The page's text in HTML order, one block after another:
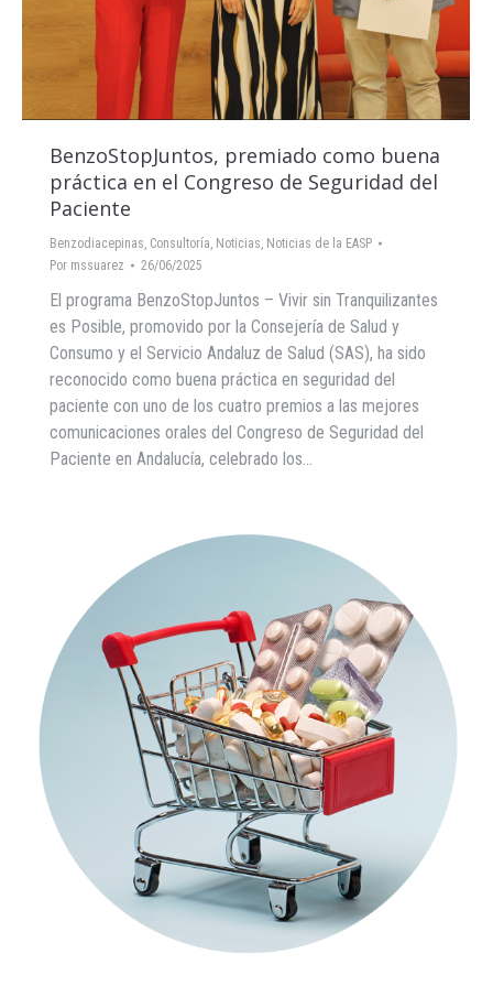
BenzoStopJuntos, premiado como buena
práctica en el Congreso de Seguridad del
Paciente
Benzodiacepinas, Consultoría, Noticias, Noticias de la EASP
Por mssuarez 26/06/2025
El programa BenzoStopJuntos – Vivir sin Tranquilizantes
es Posible, promovido por la Consejería de Salud y
Consumo y el Servicio Andaluz de Salud (SAS), ha sido
reconocido como buena práctica en seguridad del
paciente con uno de los cuatro premios a las mejores
comunicaciones orales del Congreso de Seguridad del
Paciente en Andalucía, celebrado los…